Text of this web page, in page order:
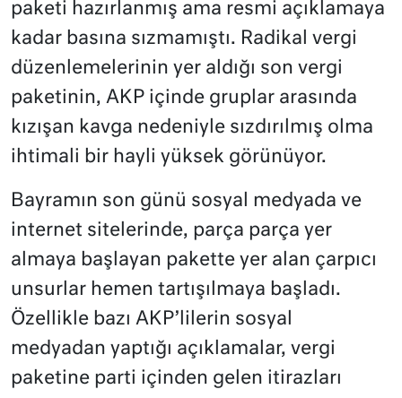
paketi hazırlanmış ama resmi açıklamaya
kadar basına sızmamıştı. Radikal vergi
düzenlemelerinin yer aldığı son vergi
paketinin, AKP içinde gruplar arasında
kızışan kavga nedeniyle sızdırılmış olma
ihtimali bir hayli yüksek görünüyor.
Bayramın son günü sosyal medyada ve
internet sitelerinde, parça parça yer
almaya başlayan pakette yer alan çarpıcı
unsurlar hemen tartışılmaya başladı.
Özellikle bazı AKP’lilerin sosyal
medyadan yaptığı açıklamalar, vergi
paketine parti içinden gelen itirazları